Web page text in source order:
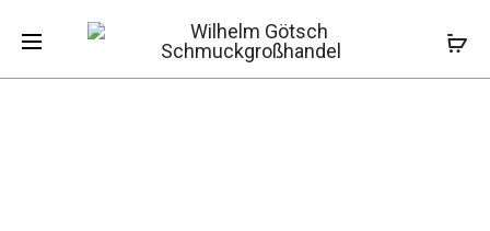
CREOLE
CREOLE
Start Ohrschmuck Creolen
Creole